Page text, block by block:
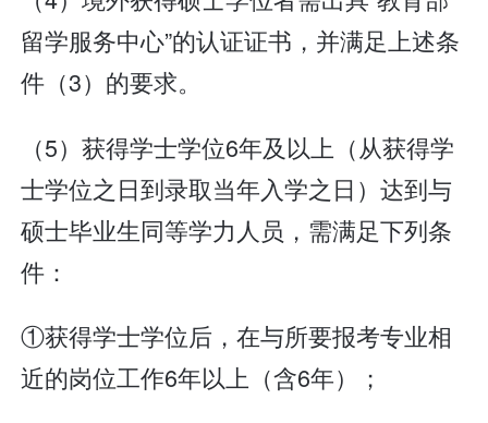
留学服务中心”的认证证书，并满足上述条
件（3）的要求。
（5）获得学士学位6年及以上（从获得学
士学位之日到录取当年入学之日）达到与
硕士毕业生同等学力人员，需满足下列条
件：
①获得学士学位后，在与所要报考专业相
近的岗位工作6年以上（含6年）；